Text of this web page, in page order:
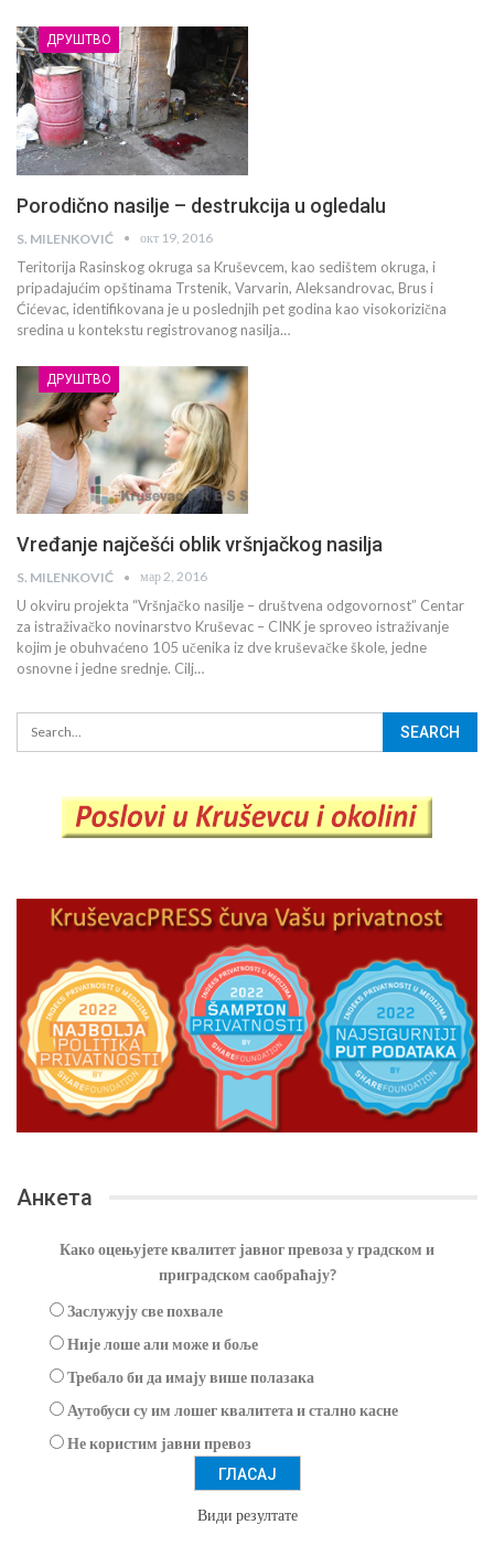
ДРУШТВО
Porodično nasilje – destrukcija u ogledalu
S. MILENKOVIĆ окт 19, 2016
Teritorija Rasinskog okruga sa Kruševcem, kao sedištem okruga, i
pripadajućim opštinama Trstenik, Varvarin, Aleksandrovac, Brus i
Ćićevac, identifikovana je u poslednjih pet godina kao visokorizična
sredina u kontekstu registrovanog nasilja…
ДРУШТВО
Vređanje najčešći oblik vršnjačkog nasilja
S. MILENKOVIĆ мар 2, 2016
U okviru projekta “Vršnjačko nasilje – društvena odgovornost” Centar
za istraživačko novinarstvo Kruševac – CINK je sproveo istraživanje
kojim je obuhvaćeno 105 učenika iz dve kruševačke škole, jedne
osnovne i jedne srednje. Cilj…
Анкета
Како оцењујете квалитет јавног превоза у градском и
приградском саобраћају?
Заслужују све похвале
Није лоше али може и боље
Требало би да имају више полазака
Аутобуси су им лошег квалитета и стално касне
Не користим јавни превоз
Види резултате